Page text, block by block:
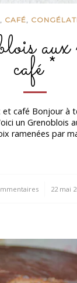
, CAFÉ,
café *
café Bonjour à
un Grenoblois
ramenées par
/ 22 mai